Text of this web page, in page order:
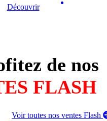
Découvrir
de nos
FLASH
Voir toutes nos ventes Flash